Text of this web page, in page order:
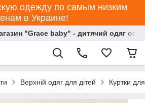
одежду по самым низким
в Украине!
"Grace baby" - дитячий одяг
Верхній одяг для дітей Куртки